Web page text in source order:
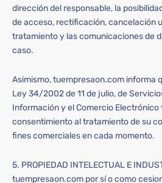
dirección del responsable, la
de acceso, rectificación, cancelación
tratamiento y las comunicaciones de
caso.
Asimismo, tuempresaon.com informa
Ley 34/2002 de 11 de julio, de
Información y el Comercio Electrónico
consentimiento al tratamiento de su
fines comerciales en cada momento.
5. PROPIEDAD INTELECTUAL E
tuempresaon.com por sí o como